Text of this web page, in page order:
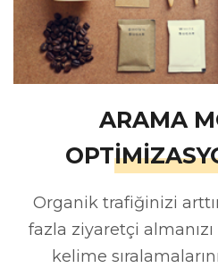
ARAMA
Organik trafiğinizi
fazla ziyaretçi
kelime